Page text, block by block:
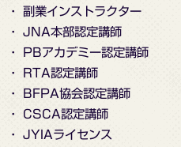
・ 副業インストラクター
・ JNA本部認定講師
・ PBアカデミー認定講師
・ RTA認定講師
・ BFPA協会認定講師
・ CSCA認定講師
・ JYIAライセンス